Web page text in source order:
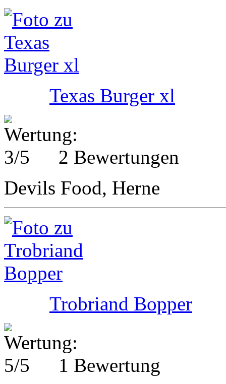
Texas Burger xl
2 Bewertungen
Devils Food, Herne
Trobriand Bopper
1 Bewertung